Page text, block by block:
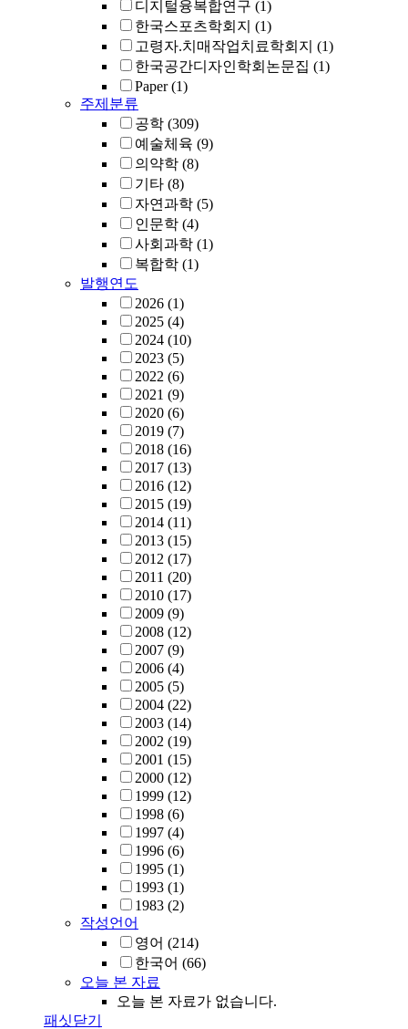
디지털융복합연구 (1)
한국스포츠학회지 (1)
고령자.치매작업치료학회지 (1)
한국공간디자인학회논문집 (1)
Paper (1)
주제분류
공학 (309)
예술체육 (9)
의약학 (8)
기타 (8)
자연과학 (5)
인문학 (4)
사회과학 (1)
복합학 (1)
발행연도
2026 (1)
2025 (4)
2024 (10)
2023 (5)
2022 (6)
2021 (9)
2020 (6)
2019 (7)
2018 (16)
2017 (13)
2016 (12)
2015 (19)
2014 (11)
2013 (15)
2012 (17)
2011 (20)
2010 (17)
2009 (9)
2008 (12)
2007 (9)
2006 (4)
2005 (5)
2004 (22)
2003 (14)
2002 (19)
2001 (15)
2000 (12)
1999 (12)
1998 (6)
1997 (4)
1996 (6)
1995 (1)
1993 (1)
1983 (2)
작성언어
영어 (214)
한국어 (66)
오늘 본 자료
오늘 본 자료가 없습니다.
패싯닫기